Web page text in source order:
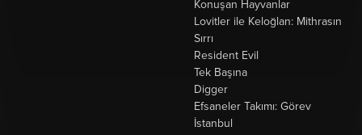
Konuşan Hayvanlar
Lovitler ile Keloğlan: Mithrasın
Sırrı
Resident Evil
Tek Başına
Digger
Efsaneler Takımı: Görev
İstanbul